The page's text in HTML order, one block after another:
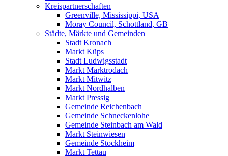
Kreispartnerschaften
Greenville, Mississippi, USA
Moray Council, Schottland, GB
Städte, Märkte und Gemeinden
Stadt Kronach
Markt Küps
Stadt Ludwigsstadt
Markt Marktrodach
Markt Mitwitz
Markt Nordhalben
Markt Pressig
Gemeinde Reichenbach
Gemeinde Schneckenlohe
Gemeinde Steinbach am Wald
Markt Steinwiesen
Gemeinde Stockheim
Markt Tettau